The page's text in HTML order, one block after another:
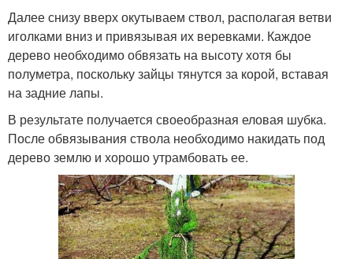
Далее снизу вверх окутываем ствол, располагая ветви
иголками вниз и привязывая их веревками. Каждое
дерево необходимо обвязать на высоту хотя бы
полуметра, поскольку зайцы тянутся за корой, вставая
на задние лапы.
В результате получается своеобразная еловая шубка.
После обвязывания ствола необходимо накидать под
дерево землю и хорошо утрамбовать ее.